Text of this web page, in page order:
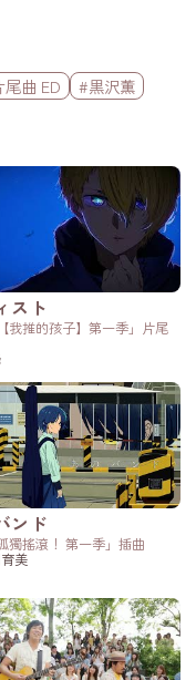
曲 ED #黒沢薫
スト
我推的孩子】第一季」片尾
ンド
獨搖滾！ 第一季」插曲
美